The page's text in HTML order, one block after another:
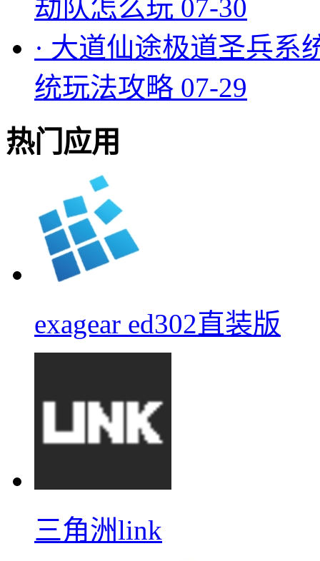
劫队怎么玩 07-30
· 大道仙途极道圣兵系
统玩法攻略 07-29
热门应用
exagear ed302直装版
三角洲link